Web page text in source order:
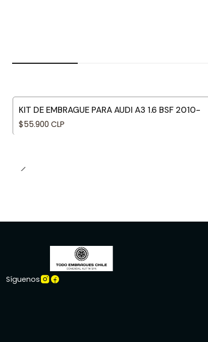
KIT DE EMBRAGUE PARA AUDI A3 1.6 BSF 2010-
$55.900 CLP
Síguenos